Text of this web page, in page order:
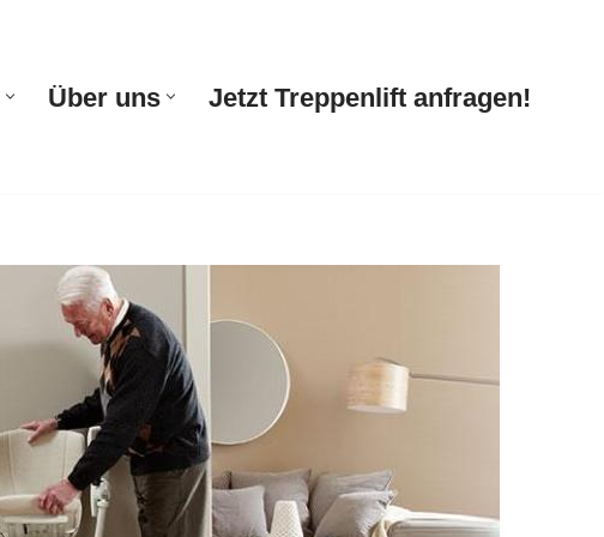
Über uns Jetzt Treppenlift anfragen!